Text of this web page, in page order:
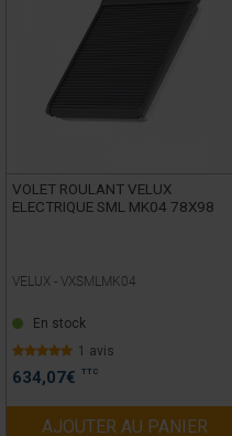
VOLET ROULANT VELUX
ELECTRIQUE SML MK04 78X98
VELUX - VXSMLMK04
En stock
1 avis
634,07€ TTC
AJOUTER AU PANIER